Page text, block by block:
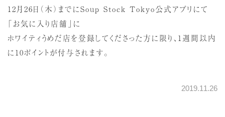
12月26日（木）までにSoup Stock Tokyo公式アプリにて
「お気に入り店舗」に
ホワイティうめだ店を登録してくださった方に限り、1週間以内
に10ポイントが付与されます。
2019.11.26